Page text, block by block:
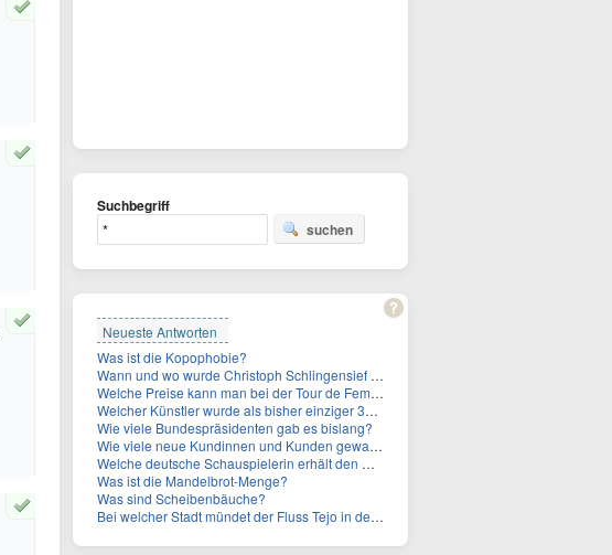
Suchbegriff
suchen
Neueste Antworten
Was ist die Kopophobie?
Wann und wo wurde Christoph Schlingensief geboren?
Welche Preise kann man bei der Tour de Femmes 2026 gewinnen?
Welcher Künstler wurde als bisher einziger 3x in die Rock and Roll Hall of Fame aufgenommen?
Wie viele Bundespräsidenten gab es bislang?
Wie viele neue Kundinnen und Kunden gewann MagentaTV allein durch die WM hinzu?
Welche deutsche Schauspielerin erhält den Deutschen Kulturpolitikpreis?
Was ist die Mandelbrot-Menge?
Was sind Scheibenbäuche?
Bei welcher Stadt mündet der Fluss Tejo in den Atlantik?